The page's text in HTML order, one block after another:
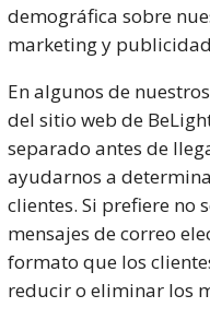
demográfica sobre
marketing y
En algunos de
del sitio web de
separado antes de
ayudarnos a
clientes. Si prefiere no
mensajes de correo
formato que los
reducir o eliminar los